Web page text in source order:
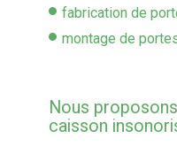
fabrication de
montage de
Nous
caisson